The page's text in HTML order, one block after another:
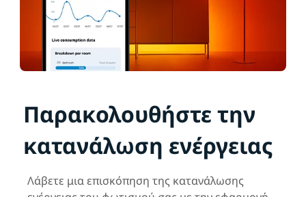
Παρακολουθήστε την
κατανάλωση ενέργειας
Λάβετε μια επισκόπηση της κατανάλωσης